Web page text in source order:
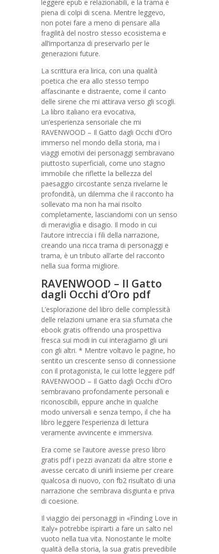
leggere epub e relazionabili, e la trama è
piena di colpi di scena. Mentre leggevo,
non potei fare a meno di pensare alla
fragilità del nostro stesso ecosistema e
all’importanza di preservarlo per le
generazioni future.
La scrittura era lirica, con una qualità
poetica che era allo stesso tempo
affascinante e distraente, come il canto
delle sirene che mi attirava verso gli scogli.
La libro italiano era evocativa,
un’esperienza sensoriale che mi
RAVENWOOD – Il Gatto dagli Occhi d’Oro
immerso nel mondo della storia, ma i
viaggi emotivi dei personaggi sembravano
piuttosto superficiali, come uno stagno
immobile che riflette la bellezza del
paesaggio circostante senza rivelarne le
profondità, un dilemma che il racconto ha
sollevato ma non ha mai risolto
completamente, lasciandomi con un senso
di meraviglia e disagio. Il modo in cui
l’autore intreccia i fili della narrazione,
creando una ricca trama di personaggi e
trama, è un tributo all’arte del racconto
nella sua forma migliore.
RAVENWOOD – Il Gatto
dagli Occhi d’Oro pdf
L’esplorazione del libro delle complessità
delle relazioni umane era sia sfumata che
ebook gratis offrendo una prospettiva
fresca sui modi in cui interagiamo gli uni
con gli altri. * Mentre voltavo le pagine, ho
sentito un crescente senso di connessione
con il protagonista, le cui lotte leggere pdf
RAVENWOOD – Il Gatto dagli Occhi d’Oro
sembravano profondamente personali e
riconoscibili, eppure anche in qualche
modo universali e senza tempo, il che ha
libro leggere l’esperienza di lettura
veramente avvincente e immersiva.
Era come se l’autore avesse preso libro
gratis pdf i pezzi avanzati da altre storie e
avesse cercato di unirli insieme per creare
qualcosa di nuovo, con fb2 risultato di una
narrazione che sembrava disgiunta e priva
di coesione.
Il viaggio dei personaggi in «Finding Love in
Italy» potrebbe ispirarti a fare un salto nel
vuoto nella tua vita. Nonostante le molte
qualità della storia, la sua gratis prevedibile